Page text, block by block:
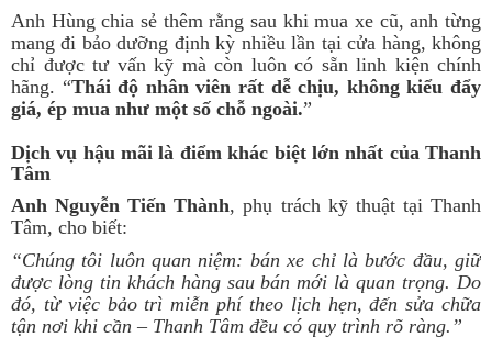
Anh Hùng chia sẻ thêm rằng sau khi mua xe cũ, anh từng
mang đi bảo dưỡng định kỳ nhiều lần tại cửa hàng, không
chỉ được tư vấn kỹ mà còn luôn có sẵn linh kiện chính
hãng. “Thái độ nhân viên rất dễ chịu, không kiểu đẩy
giá, ép mua như một số chỗ ngoài.”
Dịch vụ hậu mãi là điểm khác biệt lớn nhất của Thanh
Tâm
Anh Nguyễn Tiến Thành, phụ trách kỹ thuật tại Thanh
Tâm, cho biết:
“Chúng tôi luôn quan niệm: bán xe chỉ là bước đầu, giữ
được lòng tin khách hàng sau bán mới là quan trọng. Do
đó, từ việc bảo trì miễn phí theo lịch hẹn, đến sửa chữa
tận nơi khi cần – Thanh Tâm đều có quy trình rõ ràng.”